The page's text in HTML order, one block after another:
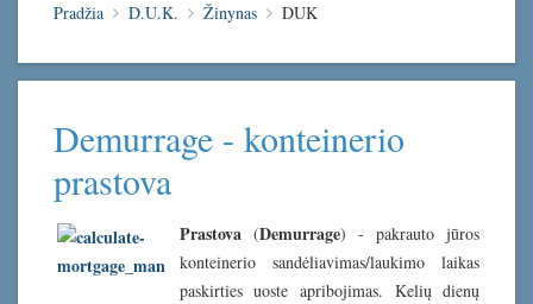
Pradžia D.U.K. Žinynas DUK
Demurrage - konteinerio
prastova
Prastova (Demurrage) - pakrauto jūros
konteinerio sandėliavimas/laukimo laikas
paskirties uoste apribojimas. Kelių dienų